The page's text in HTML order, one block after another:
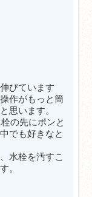
びています
作がもっと簡
思います。
の先にポンと
でも好きなと
水栓を汚すこ
。